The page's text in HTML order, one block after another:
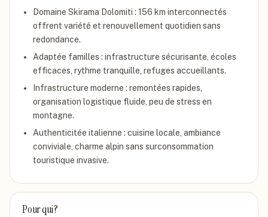
Domaine Skirama Dolomiti : 156 km interconnectés
offrent variété et renouvellement quotidien sans
redondance.
Adaptée familles : infrastructure sécurisante, écoles
efficaces, rythme tranquille, refuges accueillants.
Infrastructure moderne : remontées rapides,
organisation logistique fluide, peu de stress en
montagne.
Authenticitée italienne : cuisine locale, ambiance
conviviale, charme alpin sans surconsommation
touristique invasive.
Pour qui ?